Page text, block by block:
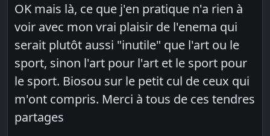
OK mais là, ce que j'en pratique n'a rien à
voir avec mon vrai plaisir de l'enema qui
serait plutôt aussi "inutile" que l'art ou le
sport, sinon l'art pour l'art et le sport pour
le sport. Biosou sur le petit cul de ceux qui
m'ont compris. Merci à tous de ces tendres
partages